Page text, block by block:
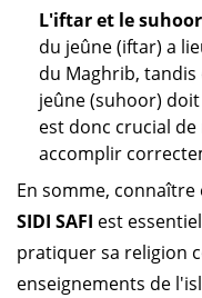
L'iftar et le suhoor
du jeûne (iftar) a
du Maghrib,
jeûne (suhoor)
est donc crucial
accomplir
En somme,
SIDI SAFI est
pratiquer sa religion
enseignements de